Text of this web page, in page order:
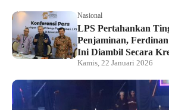
Nasional
LPS Pertahankan
Penjaminan,
Ini Diambil Secara
Kamis, 22 Januari 2026